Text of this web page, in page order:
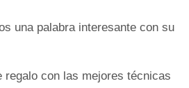
una palabra interesante con su
regalo con las mejores técnicas